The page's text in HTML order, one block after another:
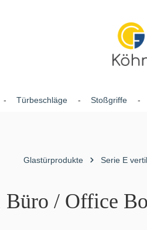
Türbeschläge Stoßgriffe
Glastürprodukte Serie E
/ Office